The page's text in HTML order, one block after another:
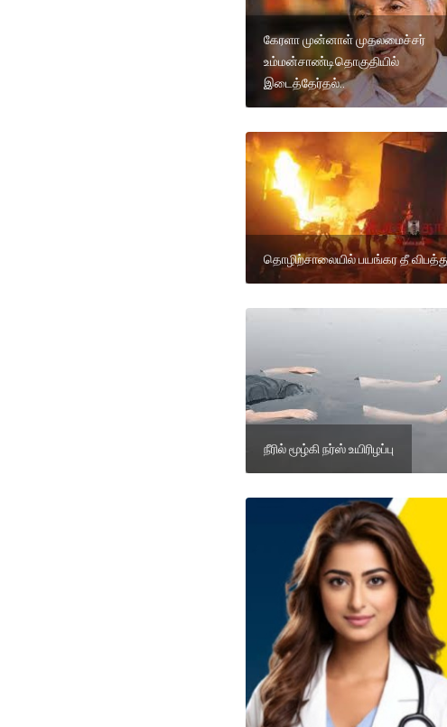
கேரளா முன்னாள் முதலமைச்சர்
உம்மன்சாண்டிதொகுதியில்
இடைத்தேர்தல்..
தொழிற்சாலையில் பயங்கர தீ
நீரில் மூழ்கி நர்ஸ் உயிரிழப்பு